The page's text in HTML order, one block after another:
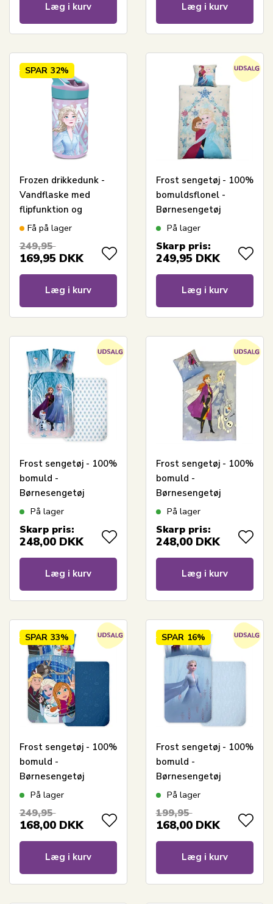
Læg i kurv Læg i kurv
SPAR 32%
Frozen drikkedunk -
Vandflaske med
flipfunktion og
sugerør
Få på lager
249,95
169,95 DKK
Læg i kurv
Frost sengetøj - 100%
bomuldsflonel -
Børnesengetøj
140x200 cm - Anna og
På lager
Skarp pris:
249,95 DKK
Læg i kurv
Frost sengetøj - 100%
bomuld -
Børnesengetøj
140x200 cm - Anna,
På lager
Skarp pris:
248,00 DKK
Læg i kurv
Frost sengetøj - 100%
bomuld -
Børnesengetøj
140x200 cm - Anna,
På lager
Skarp pris:
248,00 DKK
Læg i kurv
SPAR 33%
Frost sengetøj - 100%
bomuld -
Børnesengetøj
140x200 cm - Anna,
og Olaf - Disney 100
På lager
249,95
168,00 DKK
Læg i kurv
SPAR 16%
Frost sengetøj - 100%
bomuld -
Børnesengetøj
140x200 cm - Elsa
På lager
199,95
168,00 DKK
Læg i kurv